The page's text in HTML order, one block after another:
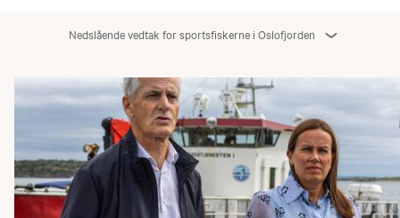
Nedslående vedtak for sportsfiskerne i Oslofjorden